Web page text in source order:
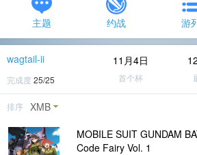
主题 约战 游
wagtail-ii
完成度 25/25
11月4日
首个杯
排序 XMB
MOBILE SUIT GUNDAM
Code Fairy Vol. 1